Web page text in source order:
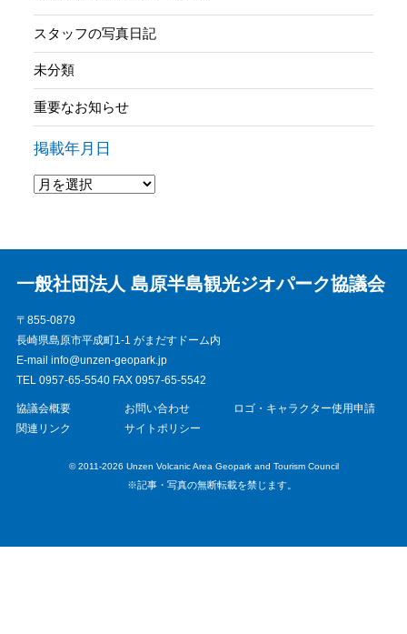
スタッフの写真日記
未分類
重要なお知らせ
掲載年月日
協議会概要 お問い合わせ
ロゴ・キャラクター使用申請
関連リンク
サイトポリシー
© 2011-2026 Unzen Volcanic Area Geopark and Tourism Council
※記事・写真の無断転載を禁じます。
一般社団法人 島原半島観光ジオパーク協議会
〒855-0879
長崎県島原市平成町1-1 がまだすドーム内
E-mail info@unzen-geopark.jp
TEL 0957-65-5540 FAX 0957-65-5542